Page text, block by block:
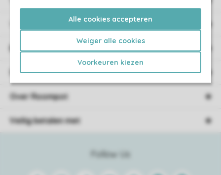
Alle cookies accepteren
Weiger alle cookies
Voorkeuren kiezen
Follow Us
Boekingsinformatie
Service
Over Roompot
Veilig betalen met